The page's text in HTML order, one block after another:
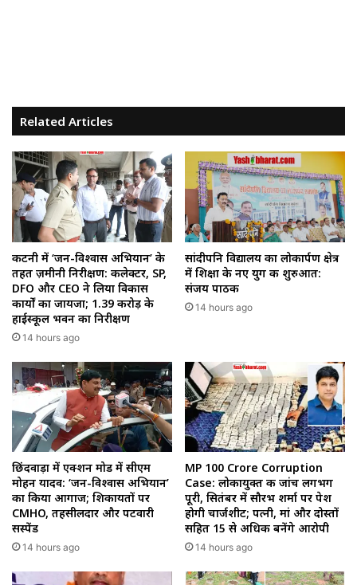
Related Articles
कटनी में ‘जन-विश्वास अभियान’ के
तहत ज़मीनी निरीक्षण: कलेक्टर, SP,
DFO और CEO ने लिया विकास
कार्यों का जायजा; ₹1.39 करोड़ के
हाईस्कूल भवन का निरीक्षण
14 hours ago
सांदीपनि विद्यालय का लोकार्पण क्षेत्र
में शिक्षा के नए युग की शुरुआत:
संजय पाठक
14 hours ago
छिंदवाड़ा में एक्शन मोड में सीएम
मोहन यादव: ‘जन-विश्वास अभियान’
का किया आगाज; शिकायतों पर
CMHO, तहसीलदार और पटवारी
सस्पेंड
14 hours ago
MP 100 Crore Corruption
Case: लोकायुक्त की जांच लगभग
पूरी, सितंबर में सौरभ शर्मा पर पेश
होगी चार्जशीट; पत्नी, मां और दोस्तों
सहित 15 से अधिक बनेंगे आरोपी
14 hours ago